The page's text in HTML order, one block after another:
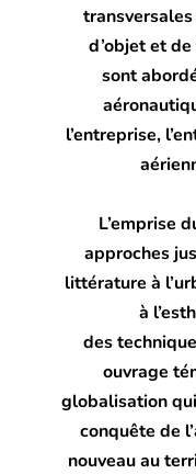
d’objet et
sont
l’entreprise,
L’emprise
approches
littérature à
à
des
ouvrage
globalisation
conquête de
nouveau au